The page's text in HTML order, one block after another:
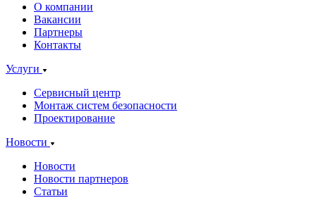
О компании
Вакансии
Партнеры
Контакты
Услуги
Сервисный центр
Монтаж систем безопасности
Проектирование
Новости
Новости
Новости партнеров
Статьи